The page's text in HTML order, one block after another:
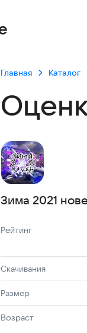
Главная Каталог
Зима 2021
Рейтинг: 4,5, 56 оценок
Скачиваний: до 10 тыс
Размер файла: 124.8 MB
Возрастное ограничение:
Рейтинг
Скачивания
Размер
Возраст